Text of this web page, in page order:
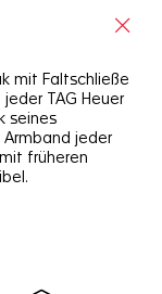
mit Faltschließe
TAG Heuer
seines
jeder
früheren